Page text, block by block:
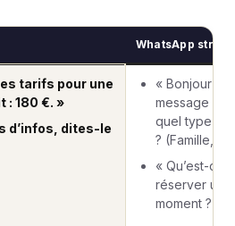
WhatsApp
tarifs pour une
: 180 €. »
d’infos, dites-le
« Bonjour et
message !
quel type de
? (Famille,
« Qu’est-ce
réserver
moment ? »